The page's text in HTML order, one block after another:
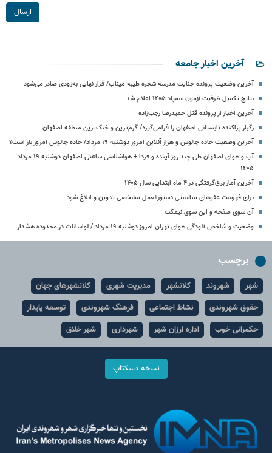
ارسال
آخرین اخبار جامعه
آخرین وضعیت پرونده جنایت مدرسه شجره طیبه میناب/ قرار نهایی به‌زودی صادر می‌شود
نتایج تکمیل ظرفیت آزمون سمپاد ۱۴۰۵ اعلام شد
آخرین اخبار از پرونده قتل حمیدرضا رجب‌زاده
رگبار پراکنده تابستانی اصفهان را فرامی‌گیرد/ گرم‌ترین و خنک‌ترین منطقه اصفهان
آخرین وضعیت جاده چالوس و هراز آنلاین امروز دوشنبه ۱۹ مرداد/ جاده چالوس امروز باز است؟
آب و هوای اصفهان طی چند روز آینده و فردا + هواشناسی ساعتی اصفهان دوشنبه ۱۹ مرداد
۱۴۰۵
آخرین آمار برق‌گرفتگی در ۴ ماه ابتدایی سال ۱۴۰۵
برای فهرست عفوهای مناسبتی دستورالعمل مشخصی تدوین و ابلاغ شود
آن سوی صفحه و این سوی نیمکت
وضعیت و شاخص آلودگی هوای تهران امروز دوشنبه ۱۹ مرداد / لواسانات در محدوده هشدار
برچسب
شهر شهروند کلانشهر مدیریت شهری
کلانشهرهای جهان
حقوق شهروندی
نشاط اجتماعی فرهنگ شهروندی
توسعه پایدار
حکمرانی خوب
اداره ارزان شهر شهرداری شهر خلاق
نسخه دسکتاپ